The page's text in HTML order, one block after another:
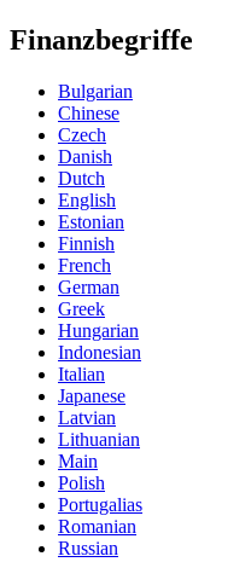
Finanzbegriffe
Bulgarian
Chinese
Czech
Danish
Dutch
English
Estonian
Finnish
French
German
Greek
Hungarian
Indonesian
Italian
Japanese
Latvian
Lithuanian
Main
Polish
Portugalias
Romanian
Russian